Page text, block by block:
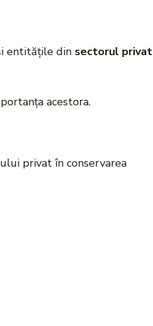
entitățile din sectorul privat
acestora.
privat în conservarea